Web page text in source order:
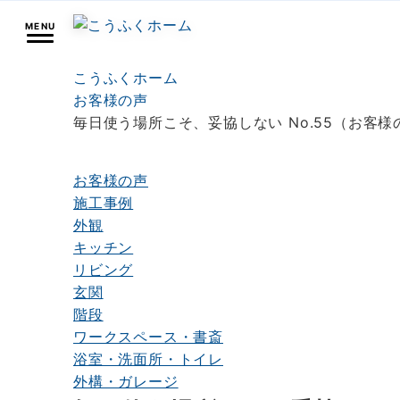
MENU
こうふくホーム
お客様の声
毎日使う場所こそ、妥協しない No.55（お客様
お客様の声
施工事例
外観
キッチン
リビング
玄関
階段
ワークスペース・書斎
浴室・洗面所・トイレ
外構・ガレージ